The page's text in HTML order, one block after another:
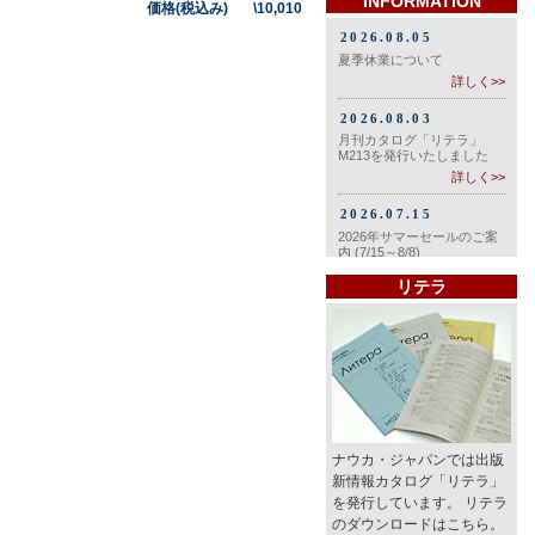
価格(税込み) \10,010
リテラ
ナウカ・ジャパンでは出版
新情報カタログ「リテラ」
を発行しています。 リテラ
のダウンロードはこちら。